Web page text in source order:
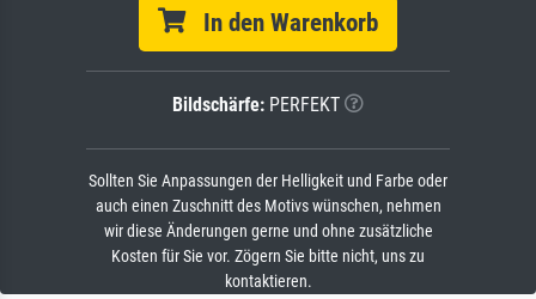
In den Warenkorb
Bildschärfe: PERFEKT
Sollten Sie Anpassungen der Helligkeit und Farbe oder
auch einen Zuschnitt des Motivs wünschen, nehmen
wir diese Änderungen gerne und ohne zusätzliche
Kosten für Sie vor. Zögern Sie bitte nicht, uns zu
kontaktieren.